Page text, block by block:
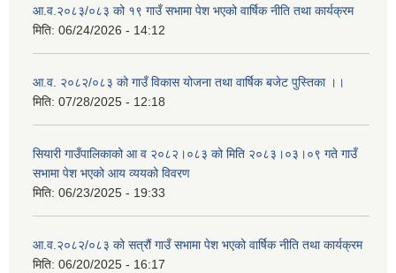
आ.व.२०८३/०८३ को १९ गाउँ सभामा पेश भएको वार्षिक नीति तथा कार्यक्रम
मिति: 06/24/2026 - 14:12
आ.व. २०८२/०८३ को गाउँ विकास योजना तथा वार्षिक बजेट पुस्तिका ।।
मिति: 07/28/2025 - 12:18
सियारी गाउँपालिकाको आ व २०८२।०८३ को मिति २०८३।०३।०९ गते गाउँ
सभामा पेश भएको आय व्ययको विवरण
मिति: 06/23/2025 - 19:33
आ.व.२०८२/०८३ को सत्रौं गाउँ सभामा पेश भएको वार्षिक नीति तथा कार्यक्रम
मिति: 06/20/2025 - 16:17